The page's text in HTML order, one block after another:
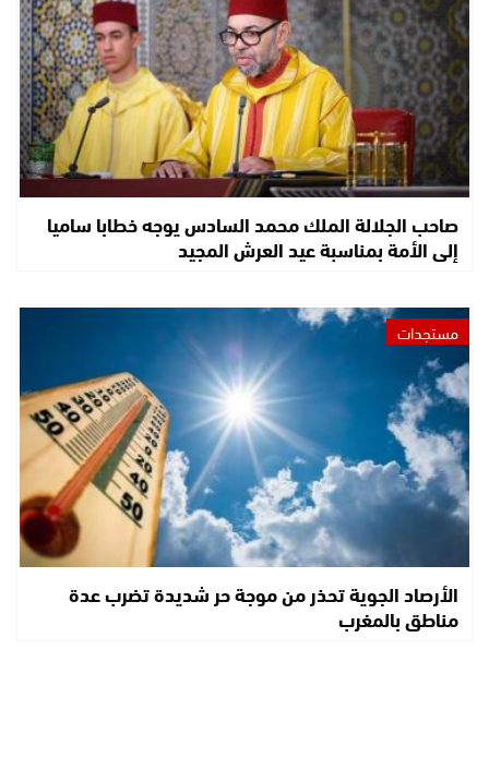
صاحب الجلالة الملك محمد السادس يوجه خطابا ساميا
إلى الأمة بمناسبة عيد العرش المجيد
مستجدات
الأرصاد الجوية تحذر من موجة حر شديدة تضرب عدة
مناطق بالمغرب